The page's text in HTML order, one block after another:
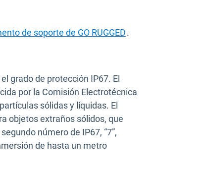
de soporte de GO RUGGEDAbrir en una nueva
.
grado de protección IP67. El
por la Comisión Electrotécnica
sólidas y líquidas. El
objetos extraños sólidos, que
número de IP67, “7”,
de hasta un metro